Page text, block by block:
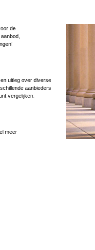
de
uitleg over diverse
aanbieders
vergelijken.
meer